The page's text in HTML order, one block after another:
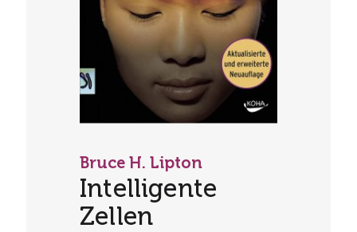
Bruce H. Lipton
Intelligente
Zellen